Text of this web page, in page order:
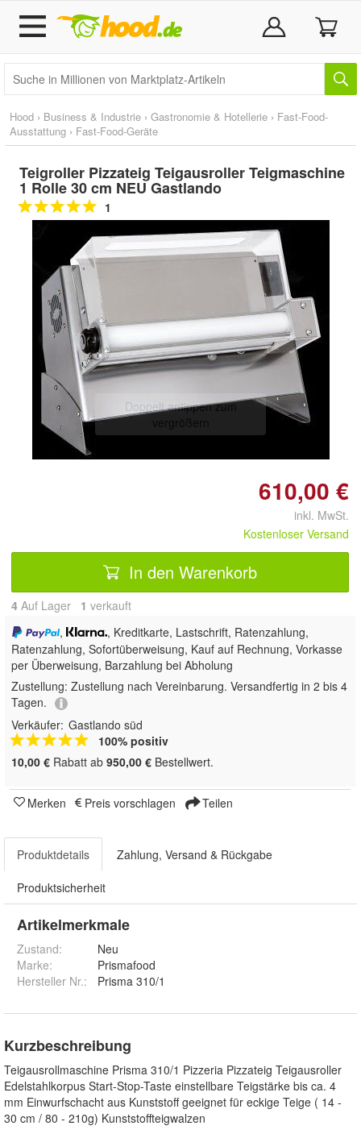
Hood › Business & Industrie › Gastronomie & Hotellerie › Fast-Food-
Ausstattung › Fast-Food-Geräte
Teigroller Pizzateig Teigausroller Teigmaschine
1 Rolle 30 cm NEU Gastlando
1
Doppelt antippen zum
vergrößern
610,00 €
inkl. MwSt.
Kostenloser Versand
In den Warenkorb
4 Auf Lager 1 verkauft
,
, Kreditkarte, Lastschrift, Ratenzahlung,
Ratenzahlung, Sofortüberweisung, Kauf auf Rechnung, Vorkasse
per Überweisung, Barzahlung bei Abholung
Zustellung: Zustellung nach Vereinbarung. Versandfertig in 2 bis 4
Tagen.
Verkäufer: Gastlando süd
100% positiv
10,00 € Rabatt ab 950,00 € Bestellwert.
Merken Preis vorschlagen Teilen
Produktdetails Zahlung, Versand & Rückgabe
Produktsicherheit
Artikelmerkmale
Zustand:
Neu
Marke:
Prismafood
Hersteller Nr.:
Prisma 310/1
Kurzbeschreibung
Teigausrollmaschine Prisma 310/1 Pizzeria Pizzateig Teigausroller
Edelstahlkorpus Start-Stop-Taste einstellbare Teigstärke bis ca. 4
mm Einwurfschacht aus Kunststoff geeignet für eckige Teige ( 14 -
30 cm / 80 - 210g) Kunststoffteigwalzen